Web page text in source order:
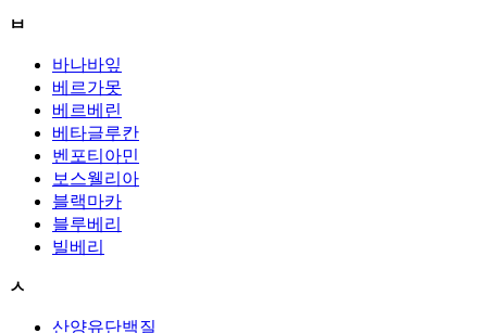
ㅂ
바나바잎
베르가못
베르베린
베타글루칸
벤포티아민
보스웰리아
블랙마카
블루베리
빌베리
ㅅ
산양유단백질